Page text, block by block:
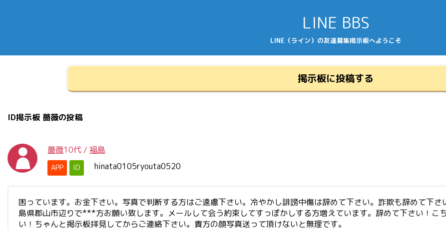
LINE BBS
LINE（ライン）の友達募集掲示板へようこそ
掲示板に投稿する
ID掲示板 薔薇の投稿
薔薇10代 / 福島
APP ID hinata0105ryouta0520
困っています。お金下さい。写真で判断する方はご遠慮下さい。冷やかし誹謗中傷は辞めて下さい。詐欺も辞めて下
島県郡山市辺りで***方お願い致します。メールして会う約束してすっぽかしする方増えています。辞めて下さい！こ
い！ちゃんと掲示板拝見してからご連絡下さい。貴方の顔写真送って頂けないと無理です。